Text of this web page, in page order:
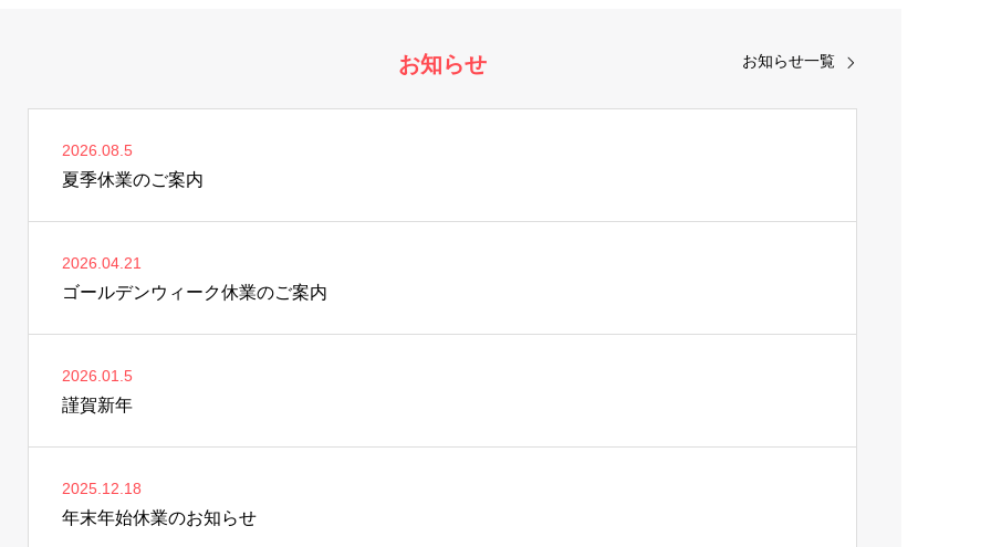
お知らせ
2026.08.5
夏季休業のご案内
2026.04.21
ゴールデンウィーク休業のご案内
2026.01.5
謹賀新年
2025.12.18
年末年始休業のお知らせ
お知らせ一覧